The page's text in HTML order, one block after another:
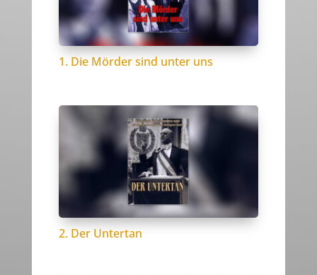
1. Die Mörder sind unter uns
2. Der Untertan